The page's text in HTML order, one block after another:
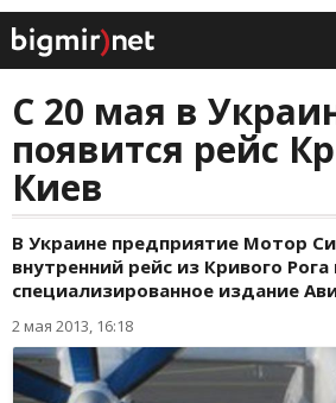
С 20 мая в
появится рейс
Киев
В Украине предприятие Мотор
внутренний рейс из Кривого
специализированное издание
2 мая 2013, 16:18